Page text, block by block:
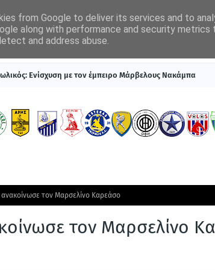
ΒΑΘΜΟΛΟΓΙΕΣ ΠΡΩΤΟΣΕΛΙΔΑ
Ενίσχυση με τον έμπειρο Μάρβελους Νακάμπα
τον Μαρσελίνο Καρεάσο
τον Μαρσελίνο
from Google to deliver its services and to
along with performance and security
and address abuse.